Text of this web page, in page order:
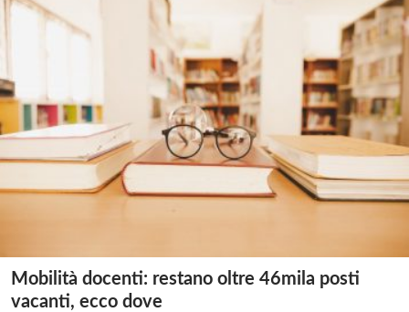
Mobilità docenti: restano oltre 46mila posti
vacanti, ecco dove